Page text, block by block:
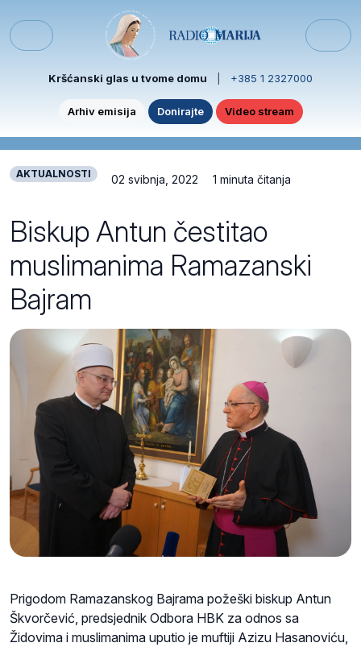
Menu
Kršćanski glas u tvome domu +385 1 2327000
Arhiv emisija Donirajte Video stream
AKTUALNOSTI 02 svibnja, 2022 1 minuta čitanja
Biskup Antun čestitao
muslimanima Ramazanski
Bajram
Prigodom Ramazanskog Bajrama požeški biskup Antun
Škvorčević, predsjednik Odbora HBK za odnos sa
Židovima i muslimanima uputio je muftiji Azizu Hasanoviću,